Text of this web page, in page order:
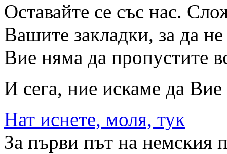
Оставайте се със нас.
Вашите закладки, за да
Вие няма да пропустите
И сега, ние искаме да
Нат иснете, моля, тук
За първи път на немския